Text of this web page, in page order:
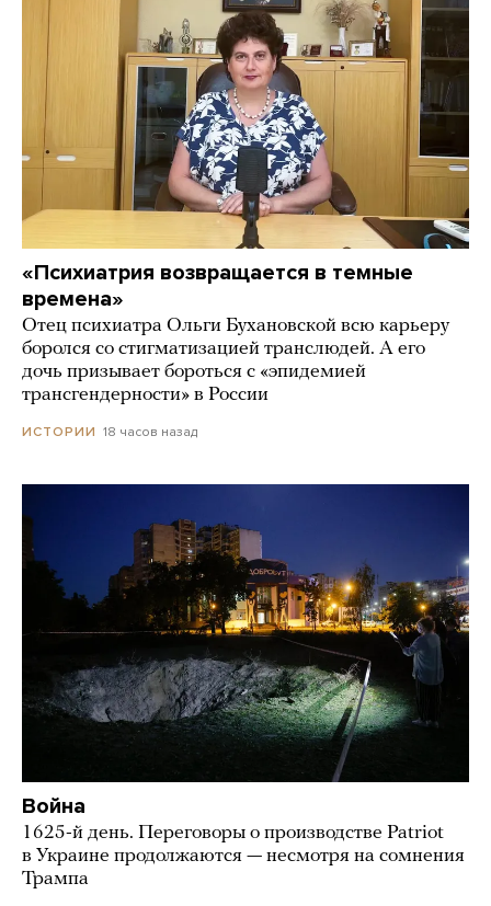
«Психиатрия возвращается в темные
времена»
Отец психиатра Ольги Бухановской всю карьеру
боролся со стигматизацией транслюдей. А его
дочь призывает бороться с «эпидемией
трансгендерности» в России
ИСТОРИИ 18 часов назад
Война
1625-й день. Переговоры о производстве Patriot
в Украине продолжаются — несмотря на сомнения
Трампа